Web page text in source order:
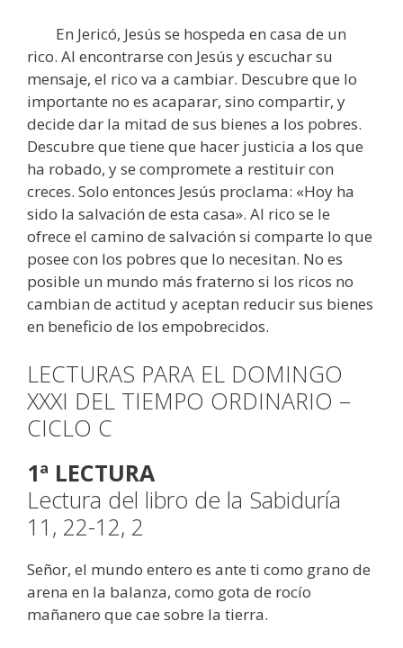
En Jericó, Jesús se hospeda en casa de un
rico. Al encontrarse con Jesús y escuchar su
mensaje, el rico va a cambiar. Descubre que lo
importante no es acaparar, sino compartir, y
decide dar la mitad de sus bienes a los pobres.
Descubre que tiene que hacer justicia a los que
ha robado, y se compromete a restituir con
creces. Solo entonces Jesús proclama: «Hoy ha
sido la salvación de esta casa». Al rico se le
ofrece el camino de salvación si comparte lo que
posee con los pobres que lo necesitan. No es
posible un mundo más fraterno si los ricos no
cambian de actitud y aceptan reducir sus bienes
en beneficio de los empobrecidos.
LECTURAS PARA EL DOMINGO
XXXI DEL TIEMPO ORDINARIO –
CICLO C
1ª LECTURA
Lectura del libro de la Sabiduría
11, 22-12, 2
Señor, el mundo entero es ante ti como grano de
arena en la balanza, como gota de rocío
mañanero que cae sobre la tierra.